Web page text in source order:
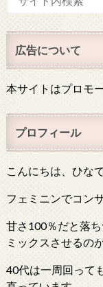
広告について
本サイトはプロモ
プロフィール
こんにちは、ひなで
フェミニンでコン
甘さ100％だと落
ミックスさせるの
40代は一周回って